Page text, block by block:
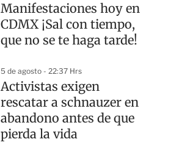
Manifestaciones hoy en
CDMX ¡Sal con tiempo,
que no se te haga tarde!
5 de agosto - 22:37 Hrs
Activistas exigen
rescatar a schnauzer en
abandono antes de que
pierda la vida